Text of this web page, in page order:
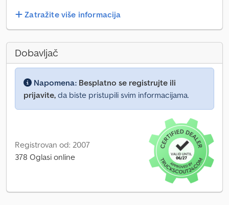
Zatražite više informacija
Dobavljač
Napomena: Besplatno se registrujte ili
prijavite, da biste pristupili svim informacijama.
Registrovan od: 2007
378 Oglasi online